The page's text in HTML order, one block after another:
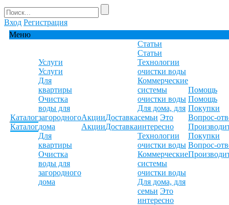
Вход Регистрация
Меню
Каталог
Каталог
Услуги
Услуги
Для
квартиры
Очистка
воды для
загородного
дома
Для
квартиры
Очистка
воды для
загородного
дома
Акции
Акции
Доставка
Доставка
Статьи
Статьи
Технологии
очистки воды
Коммерческие
системы
очистки воды
Для дома, для
семьи Это
интересно
Технологии
очистки воды
Коммерческие
системы
очистки воды
Для дома, для
семьи Это
интересно
Помощь
Помощь
Покупки
Вопрос-
Покупки
Вопрос-